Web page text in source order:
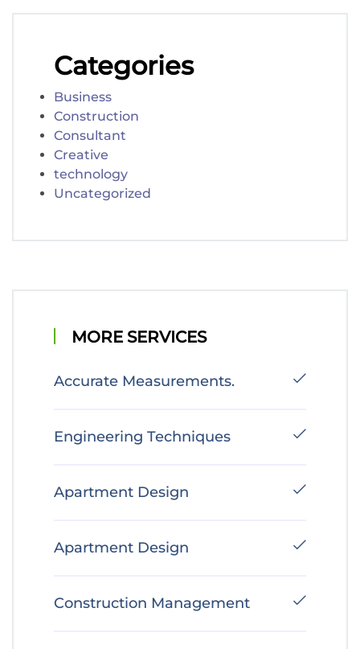
Categories
Business
Construction
Consultant
Creative
technology
Uncategorized
MORE SERVICES
Accurate Measurements.
Engineering Techniques
Apartment Design
Apartment Design
Construction Management